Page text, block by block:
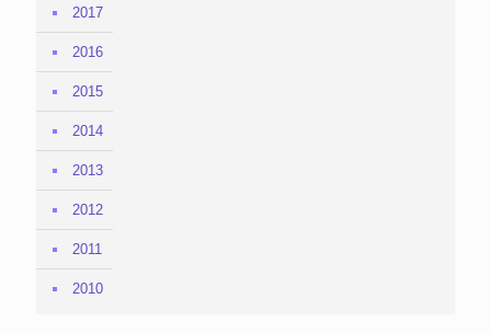
2017
2016
2015
2014
2013
2012
2011
2010